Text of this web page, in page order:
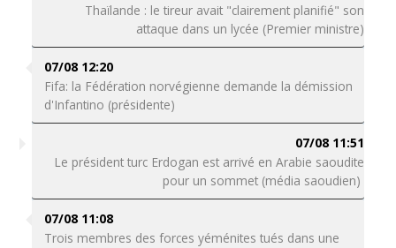
Thaïlande : le tireur avait "clairement planifié" son
attaque dans un lycée (Premier ministre)
07/08 12:20
Fifa: la Fédération norvégienne demande la démission
d'Infantino (présidente)
07/08 11:51
Le président turc Erdogan est arrivé en Arabie saoudite
pour un sommet (média saoudien)
07/08 11:08
Trois membres des forces yéménites tués dans une